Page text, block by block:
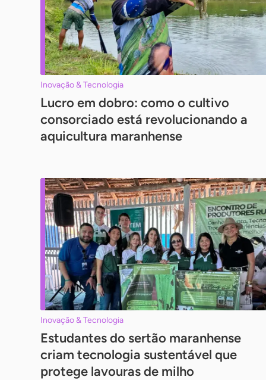
Inovação & Tecnologia
Lucro em dobro: como o cultivo
consorciado está revolucionando a
aquicultura maranhense
Inovação & Tecnologia
Estudantes do sertão maranhense
criam tecnologia sustentável que
protege lavouras de milho